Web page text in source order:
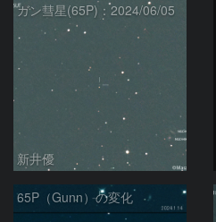
ガン彗星(65P)：2024/06/05
新井優
65P（Gunn）の変化